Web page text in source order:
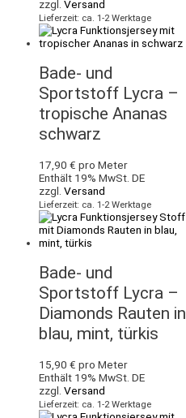
zzgl. Versand
Lieferzeit: ca. 1-2 Werktage
Bade- und
Sportstoff Lycra –
tropische Ananas
schwarz
17,90 € pro Meter
Enthält 19% MwSt. DE
zzgl. Versand
Lieferzeit: ca. 1-2 Werktage
Bade- und
Sportstoff Lycra –
Diamonds Rauten in
blau, mint, türkis
15,90 € pro Meter
Enthält 19% MwSt. DE
zzgl. Versand
Lieferzeit: ca. 1-2 Werktage